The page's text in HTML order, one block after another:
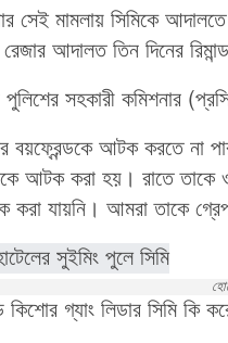
সেই মামলায় সিমিকে
আদালত তিন দিনের
সহকারী কমিশনার
বয়ফ্রেন্ডকে আটক করতে না
আটক করা হয়। রাতে তাকে
যায়নি। আমরা তাকে
কিশোর গ্যাং লিডার সিমি কি